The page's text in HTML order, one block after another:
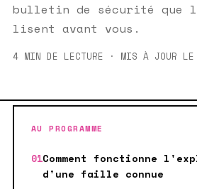
bulletin de sécurité que
lisent avant vous.
4 MIN DE LECTURE · MIS À JOUR
AU PROGRAMME
Comment fonctionne
d'une faille connue